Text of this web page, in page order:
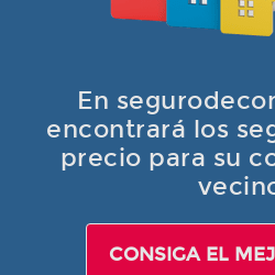
En
encontrará los
precio para su
CONSIGA EL